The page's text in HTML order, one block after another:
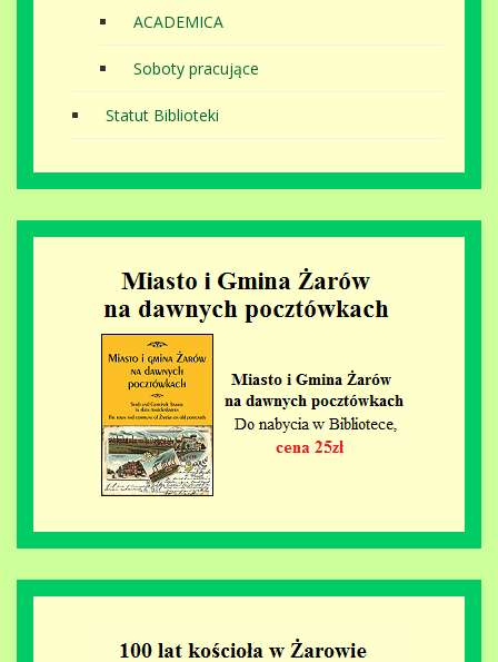
ACADEMICA
Soboty pracujące
Statut Biblioteki